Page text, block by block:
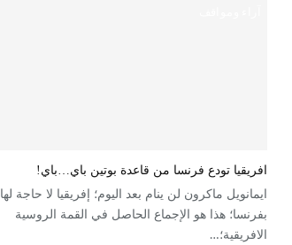
افريقيا تودع فرنسا من قاعدة بوتين باي…باي!
ايمانويل ماكرون لن ينام بعد اليوم؛ إفريقيا لا حاجة لها
بفرنسا؛ هذا هو الإجماع الحاصل في القمة الروسية
الافريقية؛…